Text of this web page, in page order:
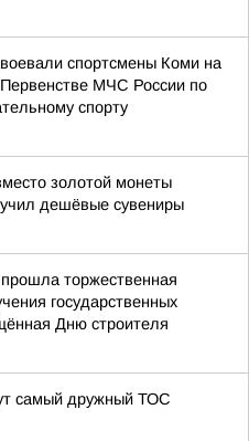
спортсмены Коми на
МЧС России по
спорту
золотой монеты
дешёвые сувениры
торжественная
государственных
Дню строителя
самый дружный ТОС